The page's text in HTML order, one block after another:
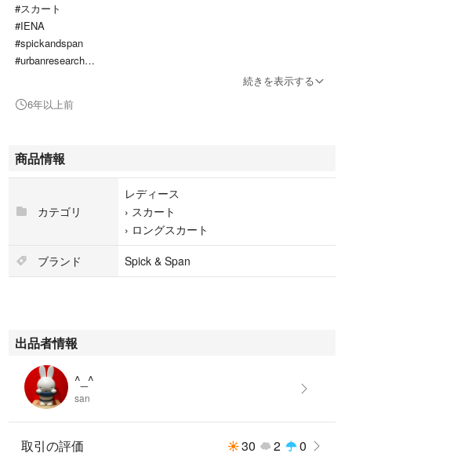
#スカート
#IENA
#spickandspan
#urbanresearch
#vintage
#UNIQLO
#ローリーズファーム
#アダムエロペ
続きを表示する
6年以上前
商品情報
カテゴリ
レディース
› スカート
› ロングスカート
ブランド
Spick & Span
出品者情報
^_^
san
取引の評価 30 2 0